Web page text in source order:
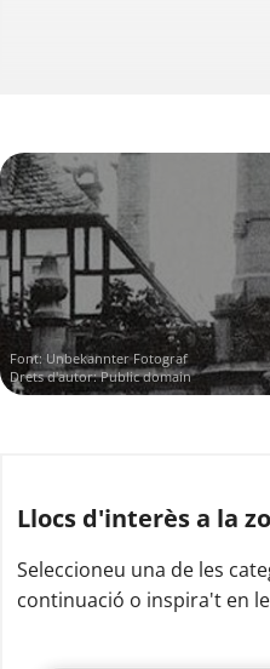
Font: Unbekannter Fotograf
Drets d'autor: Public domain
Llocs d'interèsa la
Seleccioneu una de les
continuació o inspira't en